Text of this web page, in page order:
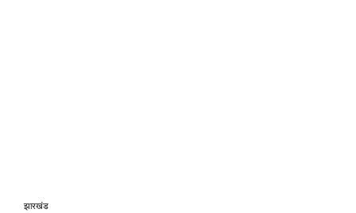
झारखंड